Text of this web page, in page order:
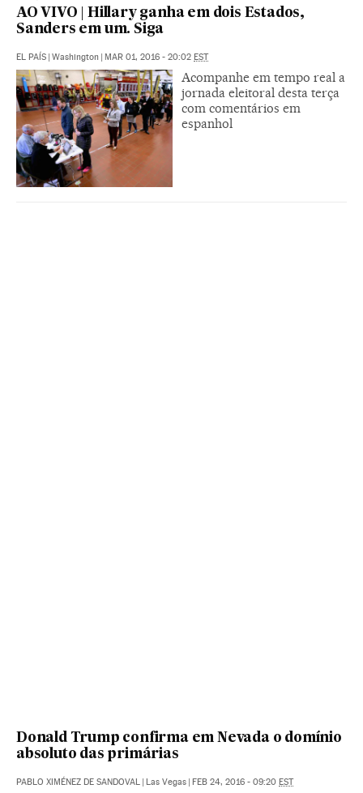
AO VIVO | Hillary ganha em dois Estados,
Sanders em um. Siga
EL PAÍS | Washington | MAR 01, 2016 - 20:02 EST
Acompanhe em tempo real a
jornada eleitoral desta terça
com comentários em
espanhol
Donald Trump confirma em Nevada o domínio
absoluto das primárias
PABLO XIMÉNEZ DE SANDOVAL | Las Vegas | FEB 24, 2016 - 09:20 EST